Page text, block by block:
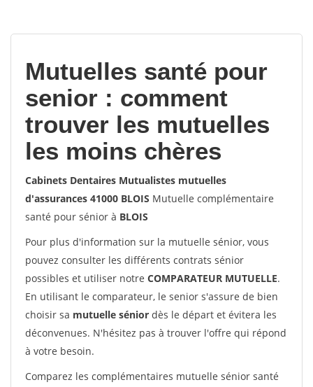
Mutuelles santé pour
senior : comment
trouver les mutuelles
les moins chères
Cabinets Dentaires Mutualistes mutuelles
d'assurances 41000 BLOIS Mutuelle complémentaire
santé pour sénior à BLOIS
Pour plus d'information sur la mutuelle sénior, vous
pouvez consulter les différents contrats sénior
possibles et utiliser notre COMPARATEUR MUTUELLE.
En utilisant le comparateur, le senior s'assure de bien
choisir sa mutuelle sénior dès le départ et évitera les
déconvenues. N'hésitez pas à trouver l'offre qui répond
à votre besoin.
Comparez les complémentaires mutuelle sénior santé